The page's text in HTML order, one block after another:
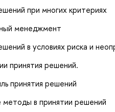
при многих критериях
менеджмент
в условиях риска и
принятия решений.
принятия решений
методы в принятии решений